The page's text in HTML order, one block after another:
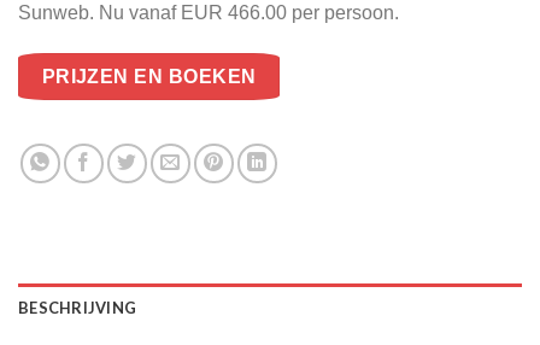
Sunweb. Nu vanaf EUR 466.00 per persoon.
PRIJZEN EN BOEKEN
BESCHRIJVING